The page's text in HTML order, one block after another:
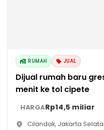
RUMAH JUAL
Dijual rumah baru
menit ke tol cipete
HARGARp14,5 miliar
Cilandak, Jakarta